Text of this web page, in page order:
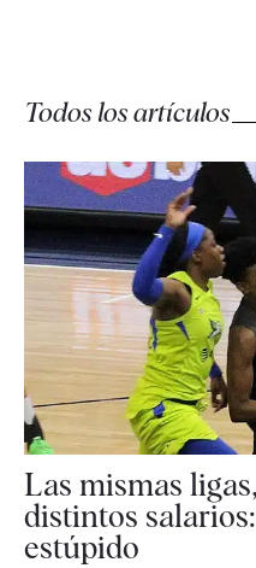
Todos los artículos
Las mismas
distintos
estúpido